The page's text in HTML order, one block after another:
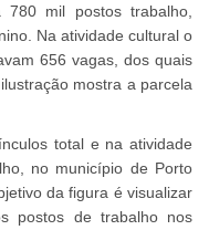
780 mil postos trabalho,
Na atividade cultural o
656 vagas, dos quais
mostra a parcela
total e na atividade
no município de Porto
da figura é visualizar
postos de trabalho nos